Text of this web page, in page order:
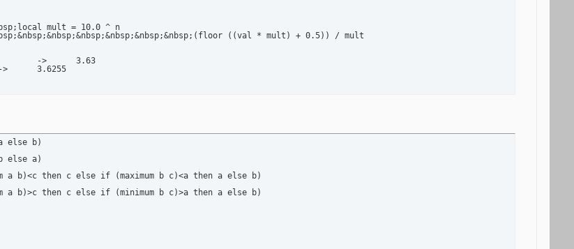
mult = 10.0 ^ n
((val * mult) + 0.5)) / mult
-- round_to 3.6254521 4		->	3.6255
else b)
else a)
a b)<c then c else if (maximum b c)<a then a else b)
a b)>c then c else if (minimum b c)>a then a else b)